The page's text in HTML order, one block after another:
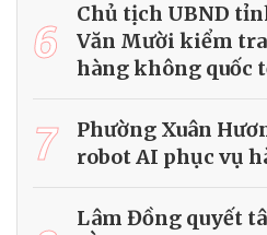
6
Chủ tịch UBND
Văn Mười kiểm
hàng không quốc
7
Phường Xuân
robot AI phục vụ
Lâm Đồng quyết